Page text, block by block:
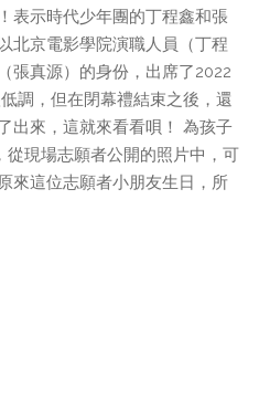
表示時代少年團的丁程鑫和張
北京電影學院演職人員（丁程
張真源）的身份，出席了2022
調，但在閉幕禮結束之後，還
出來，這就來看看唄！ 為孩子
從現場志願者公開的照片中，可
來這位志願者小朋友生日，所